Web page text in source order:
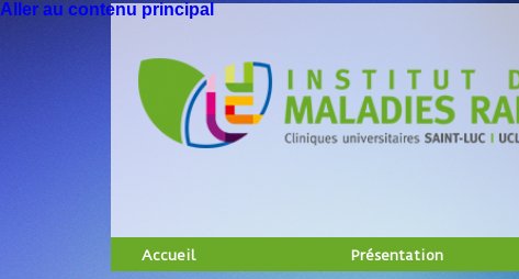
Aller au contenu principal
Accueil Présentation